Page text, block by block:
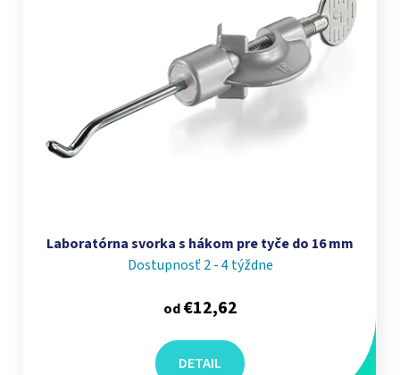
Laboratórna svorka s hákom pre tyče do 16 mm
Dostupnosť 2 - 4 týždne
od€12,62
DETAIL